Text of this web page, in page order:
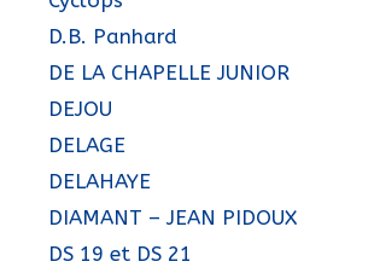
D.B. Panhard
DE LA CHAPELLE JUNIOR
DEJOU
DELAGE
DELAHAYE
DIAMANT – JEAN PIDOUX
DS 19 et DS 21